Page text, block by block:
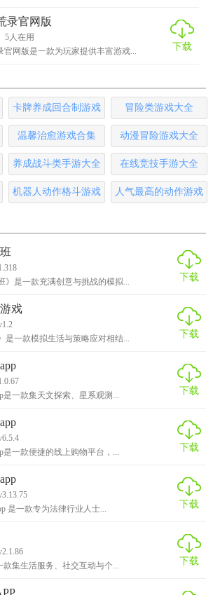
剧情，还有和超多的NPC进行互动。
萌远古神兽，需要玩家自行征服。
录官网版
5 人在用
官网版是一款为玩家提供丰富游戏...
下载
卡牌养成回合制游戏 冒险类游戏大全
温馨治愈游戏合集 动漫冒险游戏大全
养成战斗类手游大全 在线竞技手游大全
机器人动作格斗游戏
人气最高的动作游戏
》是一款充满创意与挑战的模拟...
下载
戏
是一款模拟生活与策略应对相结...
下载
一款集天文探索、星系观测...
下载
一款便捷的线上购物平台，...
下载
是一款专为法律行业人士...
下载
集生活服务、社交互动与个...
下载